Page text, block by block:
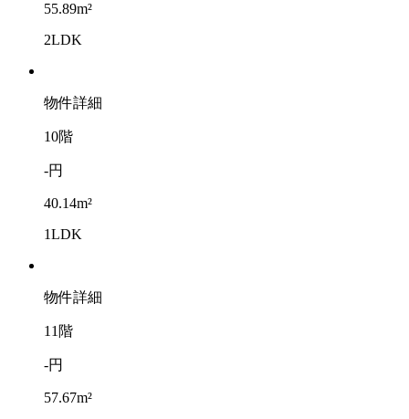
55.89m²
2LDK
物件詳細
10階
-円
40.14m²
1LDK
物件詳細
11階
-円
57.67m²